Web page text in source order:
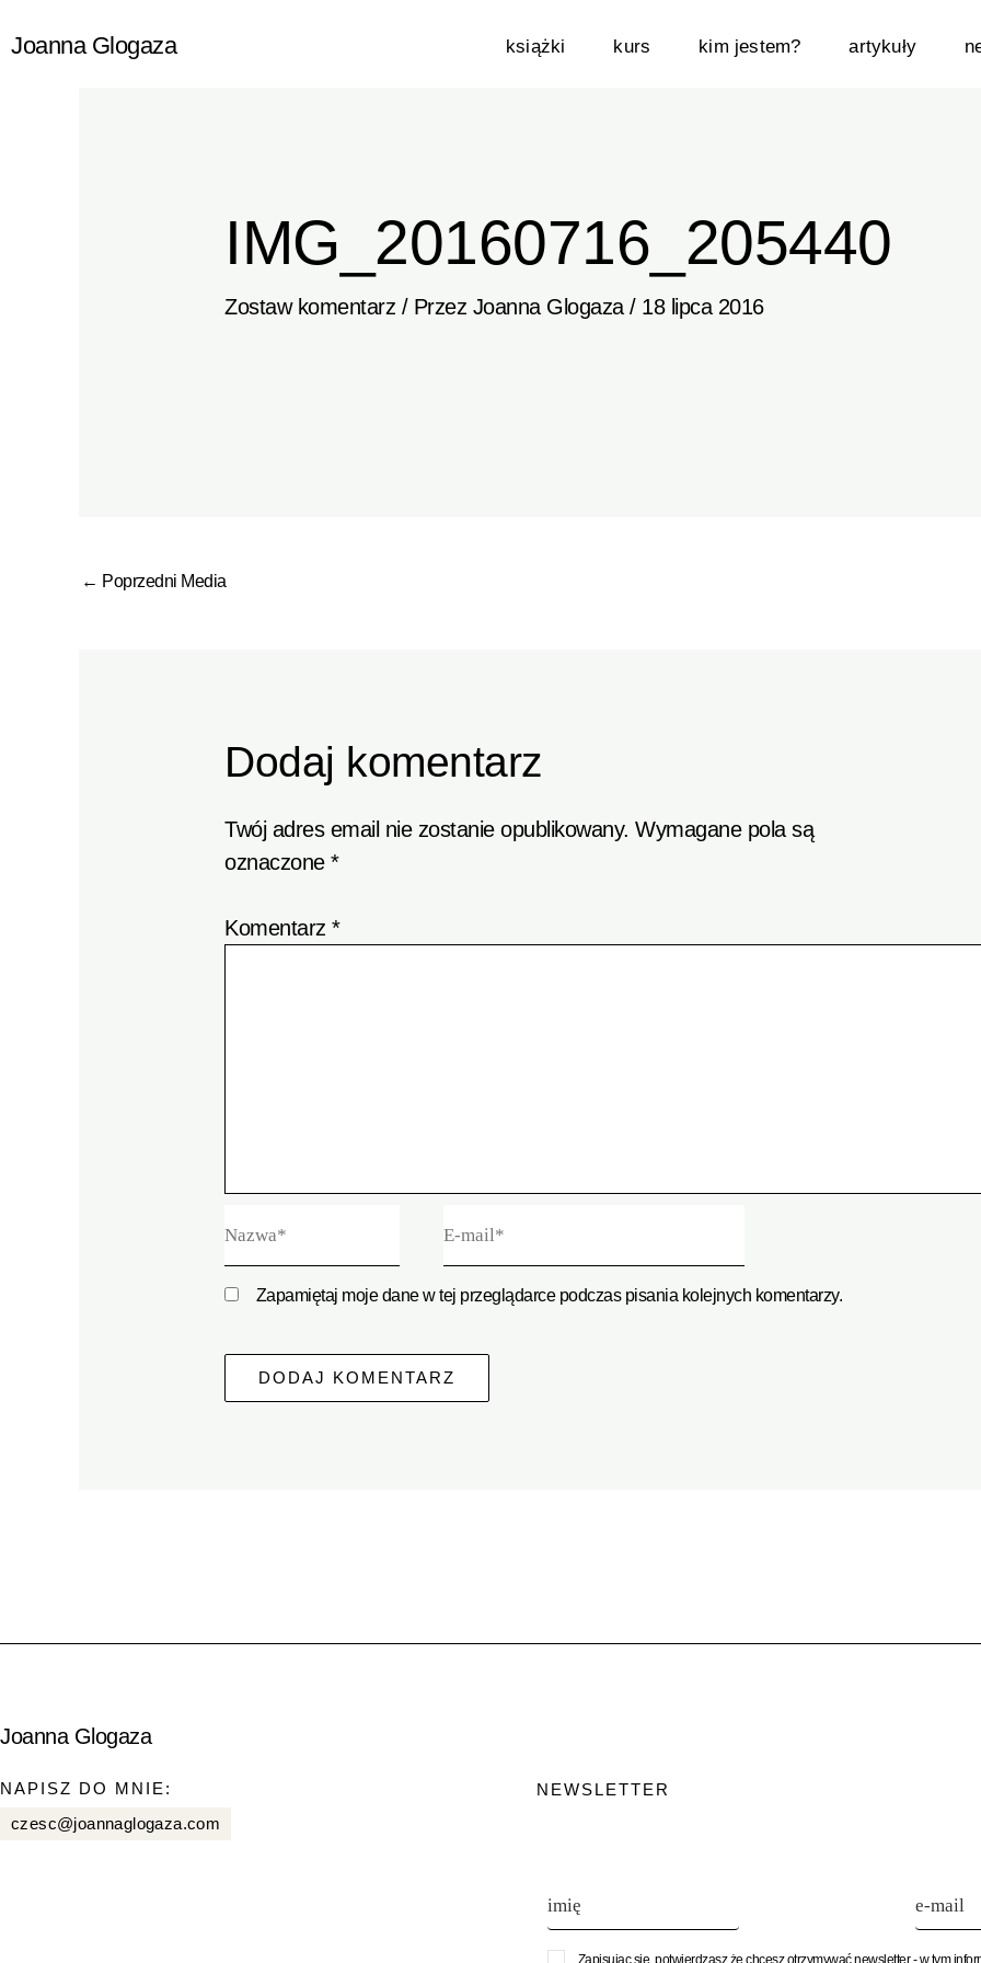
doJoanna Glogaza książki kurs kim jestem? artykuły
IMG_20160716_205440
Zostaw komentarz / Przez Joanna Glogaza/ 18 lipca 2016
← Poprzedni Media
Dodaj komentarz
Twój adres email nie zostanie opublikowany. Wymagane pola są
oznaczone*
Komentarz*
Zapamiętaj moje dane w tej przeglądarce podczas pisania kolejnych komentarzy.
Joanna Glogaza
NAPISZ DO MNIE:
czesc@joannaglogaza.com
NEWSLETTER
Zapisując się, potwierdzasz że chcesz otrzymywać newsletter - w tym